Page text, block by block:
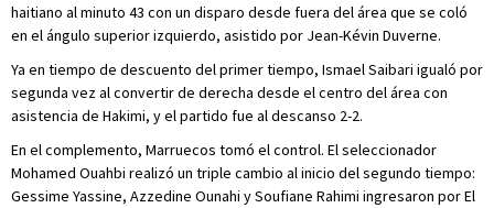
haitiano al minuto 43 con un disparo desde fuera del área que se coló
en el ángulo superior izquierdo, asistido por Jean-Kévin Duverne.
Ya en tiempo de descuento del primer tiempo, Ismael Saibari igualó por
segunda vez al convertir de derecha desde el centro del área con
asistencia de Hakimi, y el partido fue al descanso 2-2.
En el complemento, Marruecos tomó el control. El seleccionador
Mohamed Ouahbi realizó un triple cambio al inicio del segundo tiempo:
Gessime Yassine, Azzedine Ounahi y Soufiane Rahimi ingresaron por El